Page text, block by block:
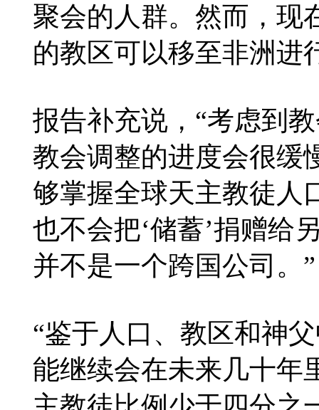
聚会的人群。然而，现
的教区可以移至非洲进
报告补充说，“考虑到
教会调整的进度会很缓
够掌握全球天主教徒人
也不会把‘储蓄’捐赠给
并不是一个跨国公司。”
“鉴于人口、教区和神
能继续会在未来几十年